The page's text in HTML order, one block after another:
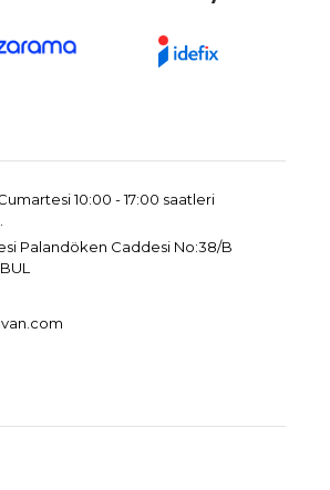
10:00 - 17:00 saatleri
Palandöken Caddesi No:38/B